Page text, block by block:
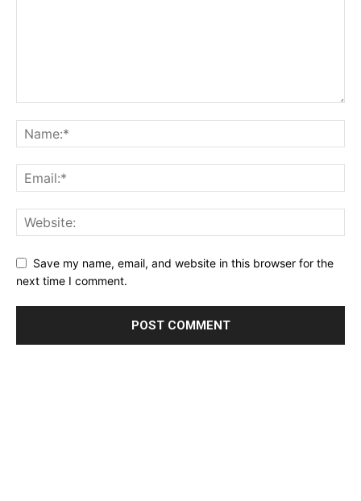
Save my name, email, and website in this browser for the
next time I comment.